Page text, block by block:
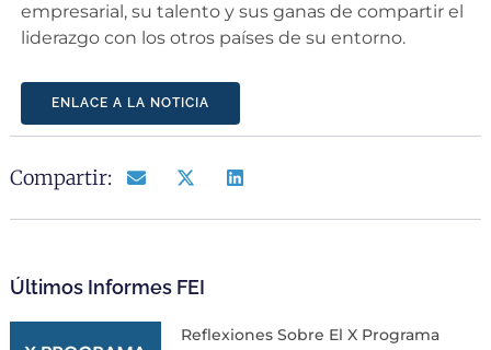
empresarial, su talento y sus ganas de compartir el
liderazgo con los otros países de su entorno.
ENLACE A LA NOTICIA
Compartir:
Últimos Informes FEI
Reflexiones Sobre El X Programa